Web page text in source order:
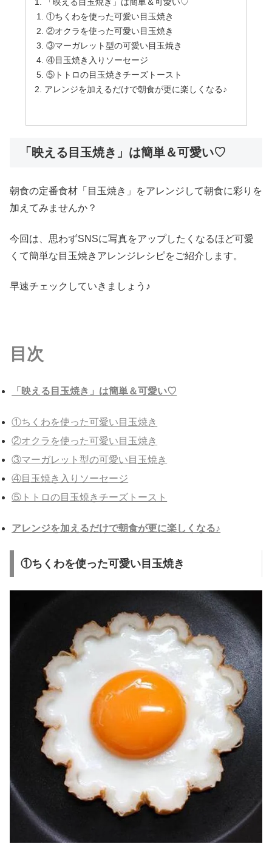
「映える目玉焼き」は簡単＆可愛い♡
①ちくわを使った可愛い目玉焼き
②オクラを使った可愛い目玉焼き
③マーガレット型の可愛い目玉焼き
④目玉焼き入りソーセージ
⑤トトロの目玉焼きチーズトースト
アレンジを加えるだけで朝食が更に楽しくなる♪
「映える目玉焼き」は簡単＆可愛い♡
朝食の定番食材「目玉焼き」をアレンジして朝食に彩りを
加えてみませんか？
今回は、思わずSNSに写真をアップしたくなるほど可愛
くて簡単な目玉焼きアレンジレシピをご紹介します。
早速チェックしていきましょう♪
目次
「映える目玉焼き」は簡単＆可愛い♡
①ちくわを使った可愛い目玉焼き
②オクラを使った可愛い目玉焼き
③マーガレット型の可愛い目玉焼き
④目玉焼き入りソーセージ
⑤トトロの目玉焼きチーズトースト
アレンジを加えるだけで朝食が更に楽しくなる♪
①ちくわを使った可愛い目玉焼き